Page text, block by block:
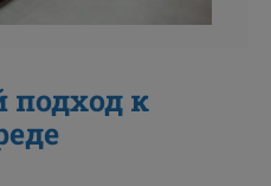
подход к